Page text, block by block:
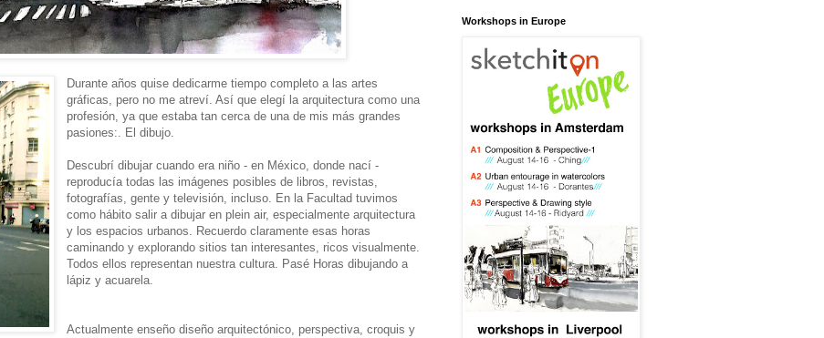
Durante años quise dedicarme tiempo completo a las artes
gráficas, pero no me atreví. Así que elegí la arquitectura como una
profesión, ya que estaba tan cerca de una de mis más grandes
pasiones:. El dibujo.
Descubrí dibujar cuando era niño - en México, donde nací -
reproducía todas las imágenes posibles de libros, revistas,
fotografías, gente y televisión, incluso. En la Facultad tuvimos
como hábito salir a dibujar en plein air, especialmente arquitectura
y los espacios urbanos. Recuerdo claramente esas horas
caminando y explorando sitios tan interesantes, ricos visualmente.
Todos ellos representan nuestra cultura. Pasé Horas dibujando a
lápiz y acuarela.
Actualmente enseño diseño arquitectónico, perspectiva, croquis y
Workshops in Europe